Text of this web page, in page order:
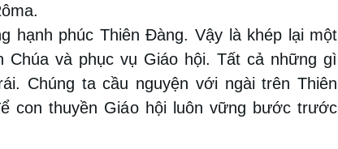
hạnh phúc Thiên Đàng. Vậy là khép lại một
và phục vụ Giáo hội. Tất cả những gì
Chúng ta cầu nguyện với ngài trên Thiên
con thuyền Giáo hội luôn vững bước trước